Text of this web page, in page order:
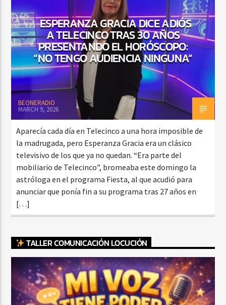
CURRENT SHOW
SALSA MATUTINA
6:00 AM 9:00 AM
Beone Radio
ESPERANZA GRACIA DICE ADIÓS
A TELECINCO TRAS 30 AÑOS
PRESENTANDO EL HORÓSCOPO:
“NO TENGO AUDIENCIA NINGUNA”
BEONERADIO
MARCH 9, 2026
Aparecía cada día en Telecinco a una hora imposible de
la madrugada, pero Esperanza Gracia era un clásico
televisivo de los que ya no quedan. “Era parte del
mobiliario de Telecinco”, bromeaba este domingo la
astróloga en el programa Fiesta, al que acudió para
anunciar que ponía fin a su programa tras 27 años en
[…]
TALLER COMUNICACIÓN LOCUCIÓN